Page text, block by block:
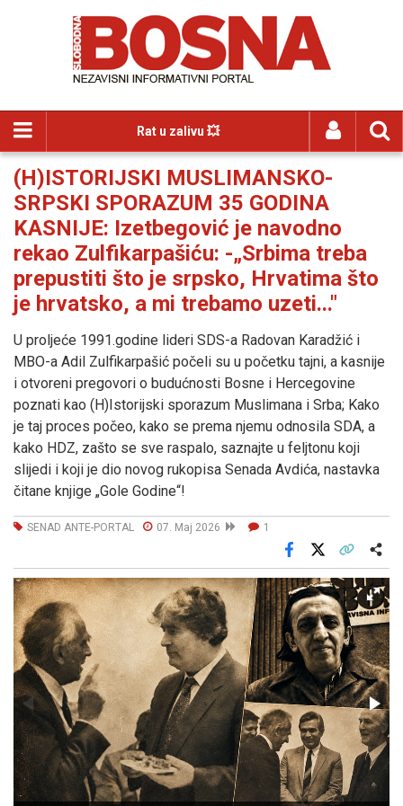
Rat u zalivu 💥
(H)ISTORIJSKI MUSLIMANSKO-
SRPSKI SPORAZUM 35 GODINA
KASNIJE: Izetbegović je navodno
rekao Zulfikarpašiću: -„Srbima treba
prepustiti što je srpsko, Hrvatima što
je hrvatsko, a mi trebamo uzeti..."
U proljeće 1991.godine lideri SDS-a Radovan Karadžić i
MBO-a Adil Zulfikarpašić počeli su u početku tajni, a kasnije
i otvoreni pregovori o budućnosti Bosne i Hercegovine
poznati kao (H)Istorijski sporazum Muslimana i Srba; Kako
je taj proces počeo, kako se prema njemu odnosila SDA, a
kako HDZ, zašto se sve raspalo, saznajte u feljtonu koji
slijedi i koji je dio novog rukopisa Senada Avdića, nastavka
čitane knjige „Gole Godine“!
SENAD ANTE-PORTAL 07. Maj 2026 1
Facebook